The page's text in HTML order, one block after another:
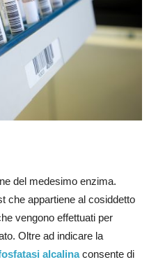
del medesimo enzima.
che appartiene al cosiddetto
vengono effettuati per
Oltre ad indicare la
alcalinaconsente di